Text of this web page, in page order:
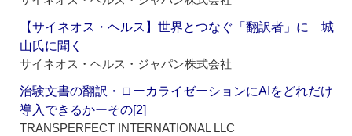
【サイネオス・ヘルス】世界とつなぐ「翻訳者」に 城
山氏に聞く
サイネオス・ヘルス・ジャパン株式会社
治験文書の翻訳・ローカライゼーションにAIをどれだけ
導入できるかーその[2]
TRANSPERFECT INTERNATIONAL LLC